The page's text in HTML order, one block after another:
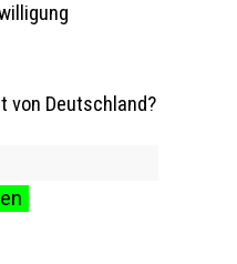
von Deutschland?